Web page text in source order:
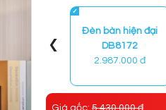
Đèn bàn hiện đại
DB8172
2.987.000 đ
‹
Giá gốc: 5.430.000 đ